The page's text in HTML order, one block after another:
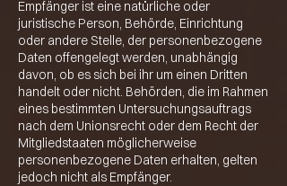
Empfänger ist eine natürliche oder
juristische Person, Behörde, Einrichtung
oder andere Stelle, der personenbezogene
Daten offengelegt werden, unabhängig
davon, ob es sich bei ihr um einen Dritten
handelt oder nicht. Behörden, die im Rahmen
eines bestimmten Untersuchungsauftrags
nach dem Unionsrecht oder dem Recht der
Mitgliedstaaten möglicherweise
personenbezogene Daten erhalten, gelten
jedoch nicht als Empfänger.